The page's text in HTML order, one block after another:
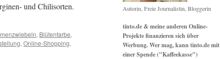
und Chilisorten.
, Blütenfarbe,
, Online-Shopping,
Autorin, Freie Journalistin, Bloggerin
tinto.de & meine anderen Online-
Projekte finanzieren sich über
Werbung. Wer mag, kann tinto.de mit
einer Spende ("Kaffeekasse")